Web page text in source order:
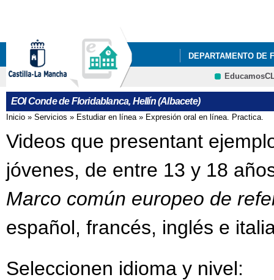
DEPARTAMENTO DE
NUESTRO CENTRO
DEPARTAMENTO DE
EOI Conde de Floridablanca, Hellín (Albacete)
Se encuentra usted aquí
Inicio » Servicios » Estudiar en línea» Expresión oral en línea. Practica.
Videos que presentant
jóvenes, de entre 13 y 18
Marco común europeo de
español, francés, inglés e
Seleccionen idioma y nivel: